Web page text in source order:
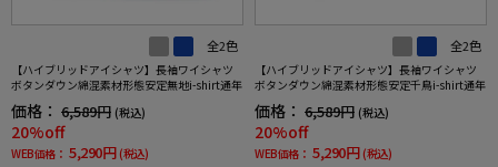
全2色
【ハイブリッドアイシャツ】長袖ワイシャツ
ボタンダウン綿混素材形態安定無地i-shirt通年
価格： 6,589円 (税込)
20%off
WEB価格： 5,290円 (税込)
全2色
【ハイブリッドアイシャツ】長袖ワイシャツ
ボタンダウン綿混素材形態安定千鳥i-shirt通年
価格： 6,589円 (税込)
20%off
WEB価格： 5,290円 (税込)